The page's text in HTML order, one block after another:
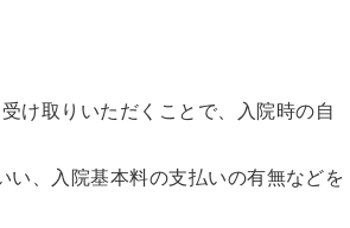
受け取りいただくことで、入院時の自
、入院基本料の支払いの有無などを